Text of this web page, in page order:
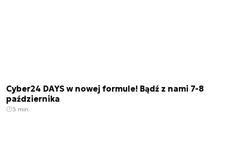
Cyber24 DAYS w nowej formule! Bądź z nami 7-8
października
3 min.